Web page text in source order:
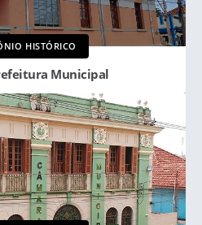
HISTÓRICO
Municipal